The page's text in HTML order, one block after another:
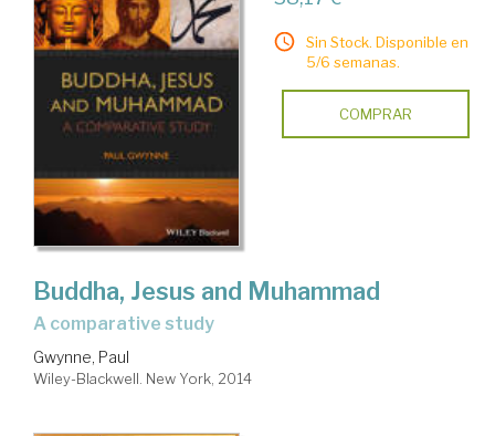
Sin Stock. Disponible en
5/6 semanas.
COMPRAR
Buddha, Jesus and Muhammad
a comparative study
Gwynne, Paul
Wiley-Blackwell. New York, 2014